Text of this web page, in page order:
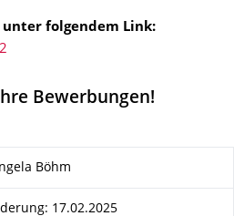
folgendem Link:
Bewerbungen!
Böhm
17.02.2025